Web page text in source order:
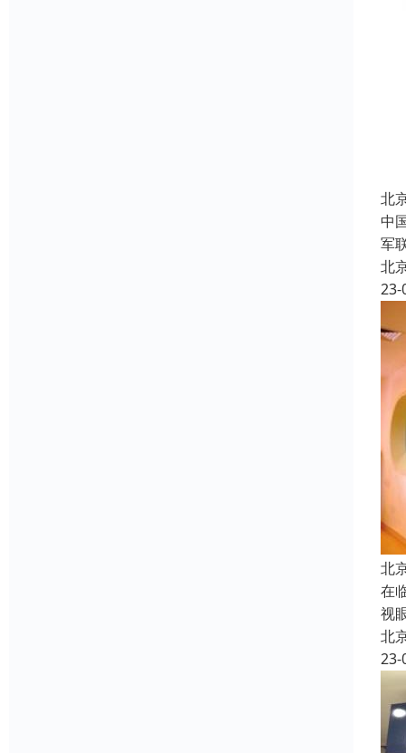
北
中
军
北
23-
北
在
视
北
23-